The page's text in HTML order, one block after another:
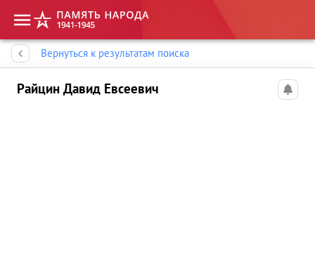
Вернуться к результатам поиска
Райцин Давид Евсеевич
Память народа